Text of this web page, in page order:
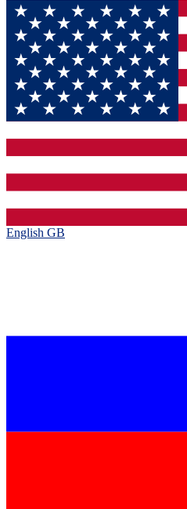
English GB‎